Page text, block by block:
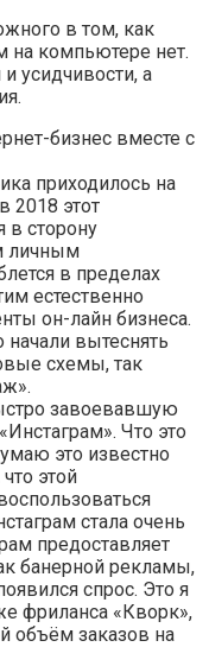
в том, как
на компьютере нет.
усидчивости, а
бизнес вместе с
приходилось на
2018 этот
в сторону
личным
в пределах
естественно
он-лайн бизнеса.
вытеснять
схемы, так
завоевавшую
Что это
это известно
этой
стала очень
предоставляет
банерной рекламы,
спрос. Это я
фриланса «Кворк»,
объём заказов на